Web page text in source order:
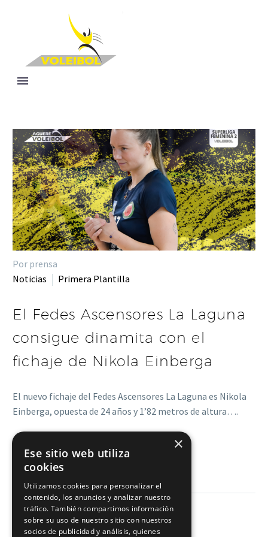
Por prensa
Noticias
Primera Plantilla
El Fedes Ascensores La Laguna
consigue dinamita con el
fichaje de Nikola Einberga
El nuevo fichaje del Fedes Ascensores La Laguna es Nikola
Einberga, opuesta de 24 años y 1’82 metros de altura….
LEER MÁS ×
Ese sitio web utiliza
cookies
Utilizamos cookies para personalizar el
contenido, los anuncios y analizar nuestro
tráfico. También compartimos información
sobre su uso de nuestro sitio con nuestros
socios de publicidad y análisis, quienes